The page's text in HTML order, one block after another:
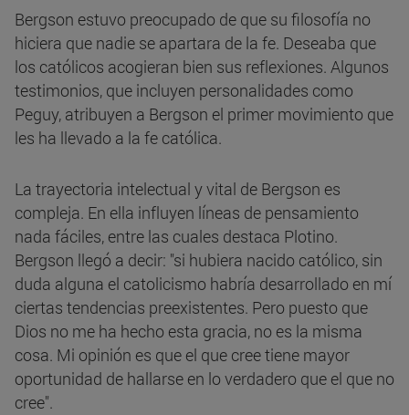
Bergson estuvo preocupado de que su filosofía no
hiciera que nadie se apartara de la fe. Deseaba que
los católicos acogieran bien sus reflexiones. Algunos
testimonios, que incluyen personalidades como
Peguy, atribuyen a Bergson el primer movimiento que
les ha llevado a la fe católica.
La trayectoria intelectual y vital de Bergson es
compleja. En ella influyen líneas de pensamiento
nada fáciles, entre las cuales destaca Plotino.
Bergson llegó a decir: "si hubiera nacido católico, sin
duda alguna el catolicismo habría desarrollado en mí
ciertas tendencias preexistentes. Pero puesto que
Dios no me ha hecho esta gracia, no es la misma
cosa. Mi opinión es que el que cree tiene mayor
oportunidad de hallarse en lo verdadero que el que no
cree".